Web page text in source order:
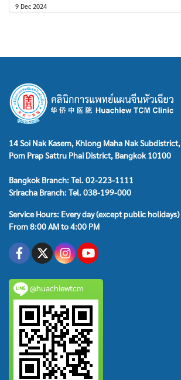
9 Dec 2024
14 Soi Nak Kasem, Khlong Maha Nak Subdistrict,
Pom Prap Sattru Phai District, Bangkok 10100
Bangkok Branch: Tel. 02-223-1111
Sriracha Branch: Tel. 038-199-000
Service Hours: Every day (except public holidays)
From 8:00 AM to 4:00 PM
@huachiewtcm